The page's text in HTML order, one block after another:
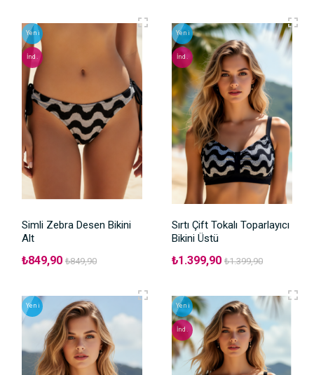
Yeni
İnd.
Simli Zebra Desen Bikini
Alt
₺849,90 ₺849,90
Yeni
İnd.
Sırtı Çift Tokalı Toparlayıcı
Bikini Üstü
₺1.399,90 ₺1.399,90
Yeni Yeni
İnd.